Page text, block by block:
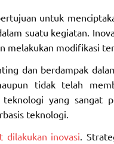
untuk
suatu kegiatan.
melakukan modifikasi
dan berdampak
tidak telah
yang sangat
teknologi.
dilakukan inovasi .